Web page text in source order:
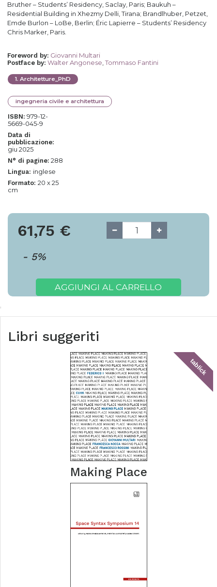
Bruther – Students’ Residency, Saclay, Paris; Baukuh –
Residential Building in Xhezmy Delli, Tirana; Brandlhuber, Petzet,
Emde Burlon – LoBe, Berlin; Éric Lapierre – Students’ Residency
Chris Marker, Paris.
Foreword by: Giovanni Multari
Postface by: Walter Angonese Tommaso Fantini
1. Architetture_PhD
ingegneria civile e architettura
ISBN: 979-12-
5669-045-9
Data di
pubblicazione:
giu 2025
N° di pagine: 288
Lingua: inglese
Formato: 20 x 25
cm
61,75 €
- 5%
AGGIUNGI AL CARRELLO
Libri suggeriti
tablick
Making Place